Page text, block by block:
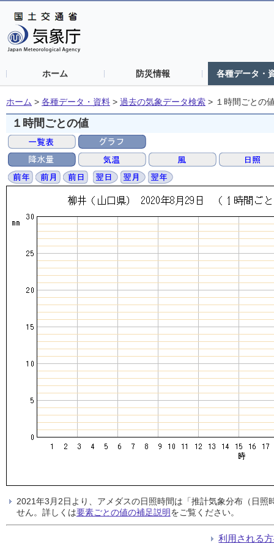
ホーム 防災情報 各種データ・
ホーム > 各種データ・資料 > 過去の気象データ検索 > １時間ごとの
１時間ごとの値
2021年3月2日より、アメダスの日照時間は「推計気象分布（日
せん。詳しくは要素ごとの値の補足説明をご覧ください。
利用される